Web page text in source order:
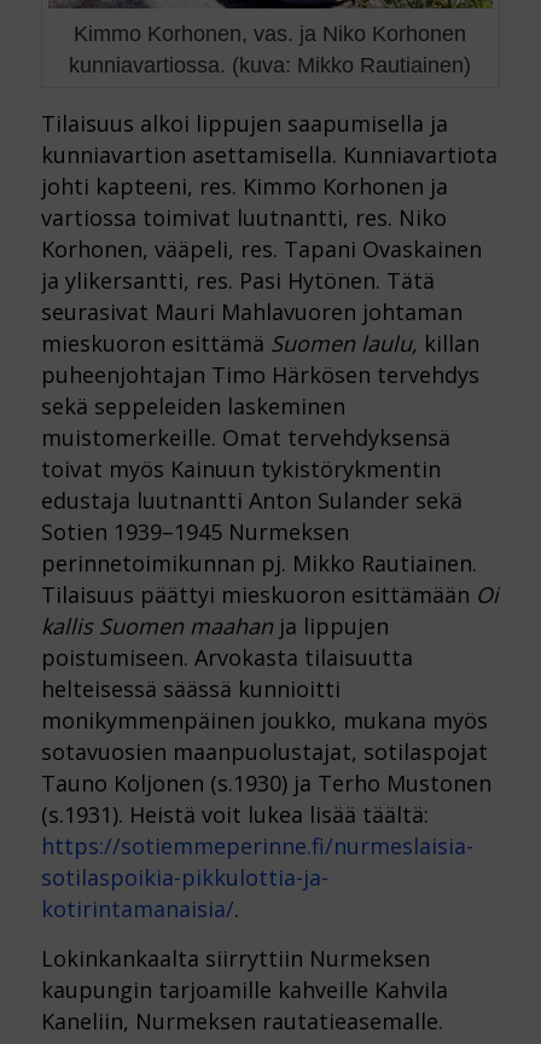
Kimmo Korhonen, vas. ja Niko Korhonen
kunniavartiossa. (kuva: Mikko Rautiainen)
Tilaisuus alkoi lippujen saapumisella ja
kunniavartion asettamisella. Kunniavartiota
johti kapteeni, res. Kimmo Korhonen ja
vartiossa toimivat luutnantti, res. Niko
Korhonen, vääpeli, res. Tapani Ovaskainen
ja ylikersantti, res. Pasi Hytönen. Tätä
seurasivat Mauri Mahlavuoren johtaman
mieskuoron esittämä Suomen laulu, killan
puheenjohtajan Timo Härkösen tervehdys
sekä seppeleiden laskeminen
muistomerkeille. Omat tervehdyksensä
toivat myös Kainuun tykistörykmentin
edustaja luutnantti Anton Sulander sekä
Sotien 1939–1945 Nurmeksen
perinnetoimikunnan pj. Mikko Rautiainen.
Tilaisuus päättyi mieskuoron esittämään Oi
kallis Suomen maahan ja lippujen
poistumiseen. Arvokasta tilaisuutta
helteisessä säässä kunnioitti
monikymmenpäinen joukko, mukana myös
sotavuosien maanpuolustajat, sotilaspojat
Tauno Koljonen (s.1930) ja Terho Mustonen
(s.1931). Heistä voit lukea lisää täältä:
https://sotiemmeperinne.fi/nurmeslaisia-
sotilaspoikia-pikkulottia-ja-
kotirintamanaisia/.
Lokinkankaalta siirryttiin Nurmeksen
kaupungin tarjoamille kahveille Kahvila
Kaneliin, Nurmeksen rautatieasemalle.